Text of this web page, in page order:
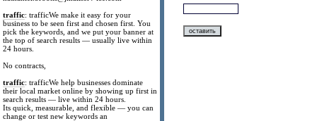
traffic: trafficWe make it easy for your
business to be seen first and chosen first. You
pick the keywords, and we put your banner at
the top of search results — usually live within
24 hours.
No contracts,
traffic: trafficWe help businesses dominate
their local market online by showing up first in
search results — live within 24 hours.
Its quick, measurable, and flexible — you can
change or test new keywords an